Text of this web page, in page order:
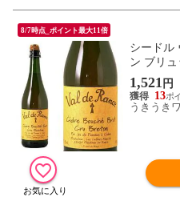
8/7時点_ポイント最大11倍
シードル
ン ブリ
50ml
1,521 円
13
うきうき